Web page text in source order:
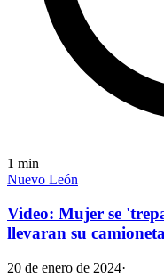
1 min
Nuevo León
Video: Mujer se
llevaran su
20 de enero de 2024·